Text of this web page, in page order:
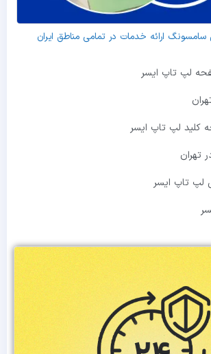
ارائه خدمات در تمامی مناطق ایران
لپ تاپ ایسر
کلید لپ تاپ ایسر
تهران
لپ تاپ ایسر